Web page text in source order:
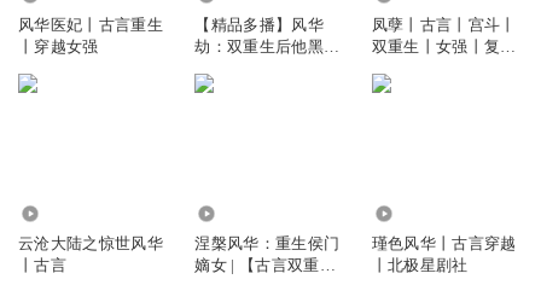
宋相言怦然心动了，动了也是白动
回复
小草AI
皇帝在皇宫要是也能丢的话，那他的皇位是真的做到头了
风华医妃丨古言重生
丨穿越女强
【精品多播】风华
劫：双重生后他黑化
爽文
凤孽丨古言丨宫斗丨
双重生丨女强丨复仇
云沧大陆之惊世风华
丨古言
涅槃风华：重生侯门
嫡女 | 【古言双重生
瑾色风华丨古言穿越
丨北极星剧社